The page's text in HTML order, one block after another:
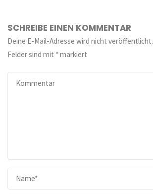
SCHREIBE EINEN KOMMENTAR
Deine E-Mail-Adresse wird nicht veröffentlicht.
Felder sind mit *markiert